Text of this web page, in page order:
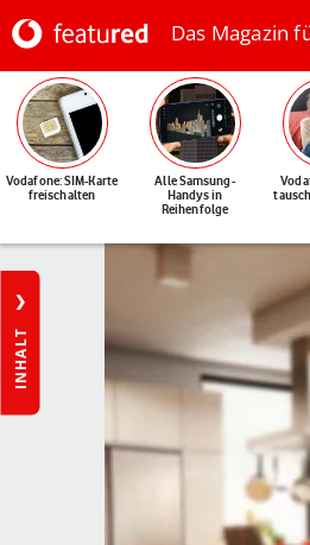
Das Magazin
Vodafone: SIM-Karte
freischalten
Alle Samsung-
Handys in
Reihenfolge
INHALT